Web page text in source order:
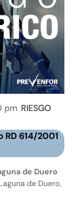
pm RIESGO
614/2001
de Duero
de Duero,